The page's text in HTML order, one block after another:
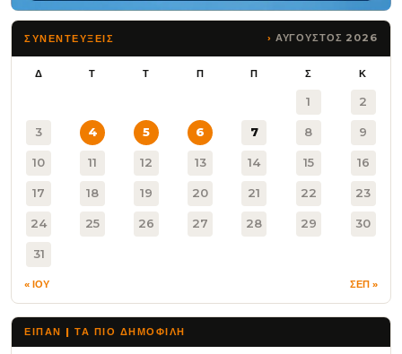
ΣΥΝΕΝΤΕΥΞΕΙΣ ΑΥΓΟΥΣΤΟΣ 2026
Δ Τ Τ Π Π Σ Κ
1 2
3 4 5 6 7 8 9
10 11 12 13 14 15 16
17 18 19 20 21 22 23
24 25 26 27 28 29 30
31
« ΙΟΥ ΣΕΠ »
ΕΙΠΑΝ | ΤΑ ΠΙΟ ΔΗΜΟΦΙΛΉ